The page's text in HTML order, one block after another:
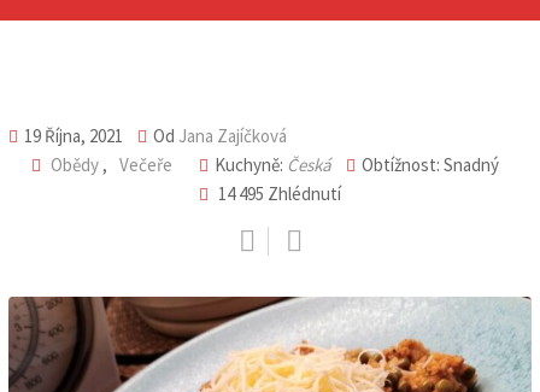
19 Října, 2021 Od Jana Zajíčková
Obědy , Večeře Kuchyně: Česká
Obtížnost: Snadný
14 495 Zhlédnutí